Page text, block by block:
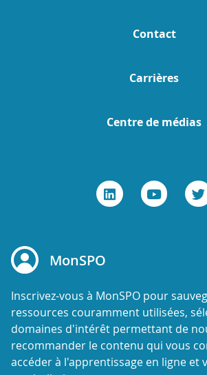
Contact
Carrières
Centre de médias
MonSPO
Inscrivez-vous à MonSPO pour
ressources couramment utilisées,
domaines d'intérêt permettant de
recommander le contenu qui vous
accéder à l'apprentissage en ligne et